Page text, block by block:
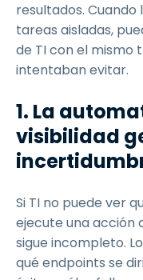
resultados.
tareas aisladas,
de TI con el mismo
intentaban evitar.
1. La
visibilidad
Si TI no puede ver
ejecute una acción
sigue incompleto.
qué endpoints se